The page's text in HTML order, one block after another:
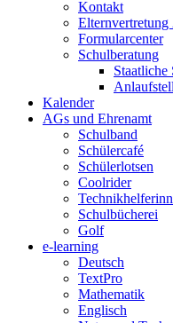
Kontakt
Elternvertretung
Formularcenter
Schulberatung
Staatliche
Kalender
AGs und Ehrenamt
Schulband
Schülercafé
Schülerlotsen
Coolrider
Schulbücherei
Golf
e-learning
Deutsch
TextPro
Mathematik
Englisch